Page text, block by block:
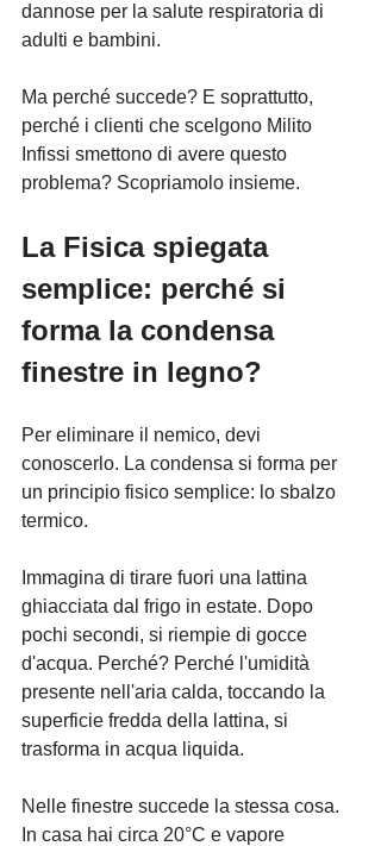
dannose per la salute respiratoria di
adulti e bambini.
Ma perché succede? E soprattutto,
perché i clienti che scelgono Milito
Infissi smettono di avere questo
problema? Scopriamolo insieme.
La Fisica spiegata
semplice: perché si
forma la condensa
finestre in legno?
Per eliminare il nemico, devi
conoscerlo. La condensa si forma per
un principio fisico semplice: lo sbalzo
termico.
Immagina di tirare fuori una lattina
ghiacciata dal frigo in estate. Dopo
pochi secondi, si riempie di gocce
d'acqua. Perché? Perché l'umidità
presente nell'aria calda, toccando la
superficie fredda della lattina, si
trasforma in acqua liquida.
Nelle finestre succede la stessa cosa.
In casa hai circa 20°C e vapore